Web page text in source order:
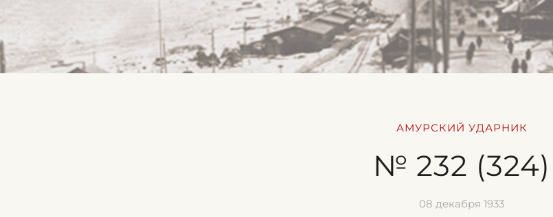
АМУРСКИЙ УДАРНИК
№ 232 (324)
08 декабря 1933